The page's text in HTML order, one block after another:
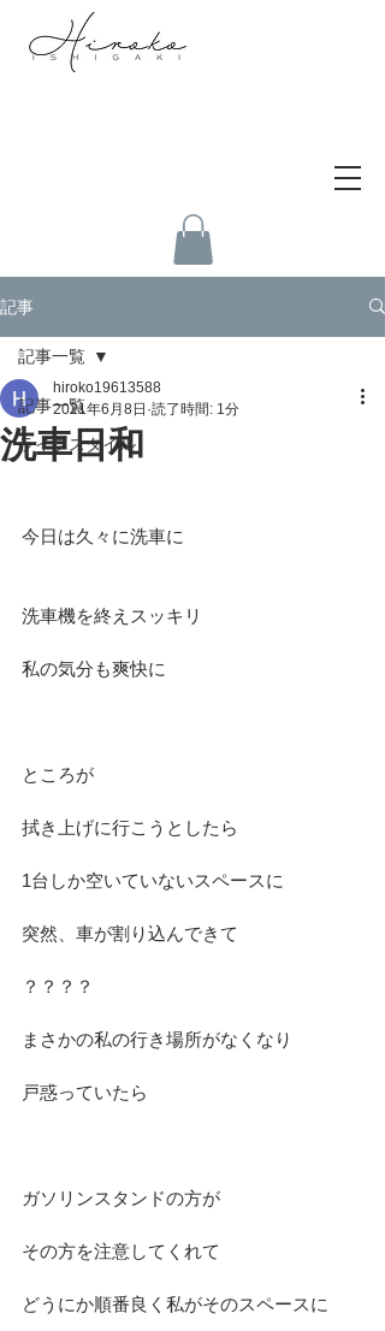
記事
記事一覧
ライフスタイル
記事一覧
洗車日和
hiroko19613588
2021年6月8日 読了時間: 1分
今日は久々に洗車に
洗車機を終えスッキリ
私の気分も爽快に
ところが
拭き上げに行こうとしたら
1台しか空いていないスペースに
突然、車が割り込んできて
？？？？
まさかの私の行き場所がなくなり
戸惑っていたら
ガソリンスタンドの方が
その方を注意してくれて
どうにか順番良く私がそのスペースに